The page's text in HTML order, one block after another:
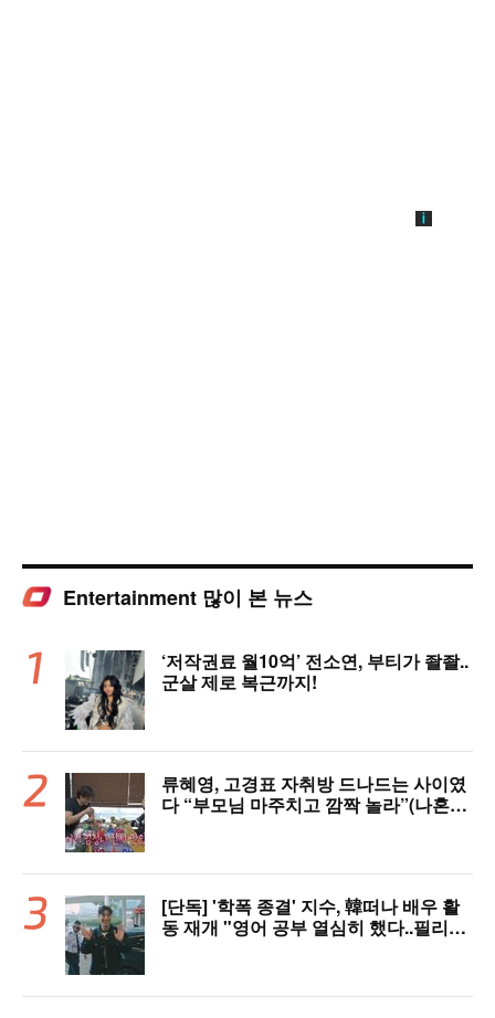
Entertainment 많이 본 뉴스
‘저작권료 월10억’ 전소연, 부티가 좔좔..
군살 제로 복근까지!
류혜영, 고경표 자취방 드나드는 사이였
다 “부모님 마주치고 깜짝 놀라”(나혼자
[단독] '학폭 종결' 지수, 韓떠나 배우 활
동 재개 "영어 공부 열심히 했다..필리핀